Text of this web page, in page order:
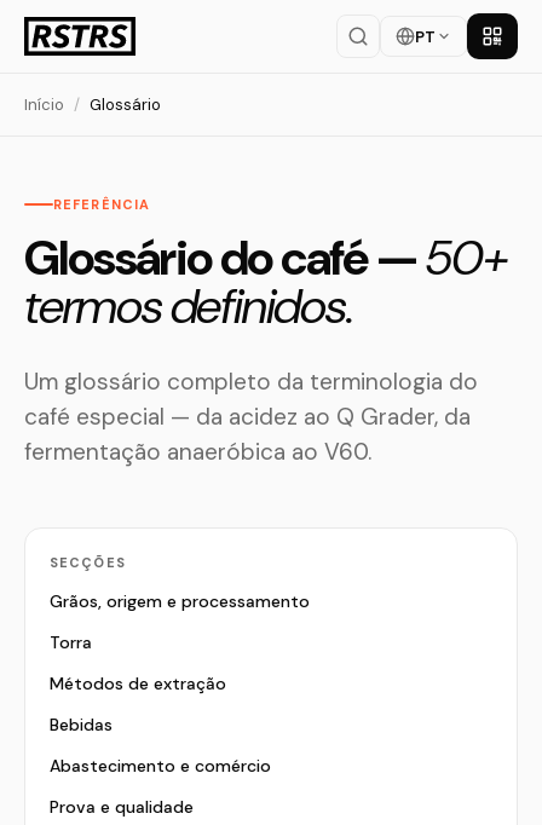
PT Baixar
Início / Glossário
REFERÊNCIA
Glossário do café —50+
termos definidos.
Um glossário completo da terminologia do
café especial — da acidez ao Q Grader, da
fermentação anaeróbica ao V60.
SECÇÕES
Grãos, origem e processamento
Torra
Métodos de extração
Bebidas
Abastecimento e comércio
Prova e qualidade